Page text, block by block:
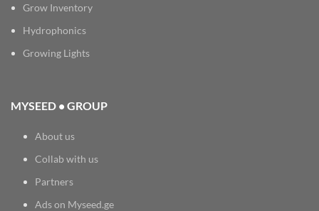
Grow Inventory
Hydrophonics
Growing Lights
MYSEED • GROUP
About us
Collab with us
Partners
Ads on Myseed.ge